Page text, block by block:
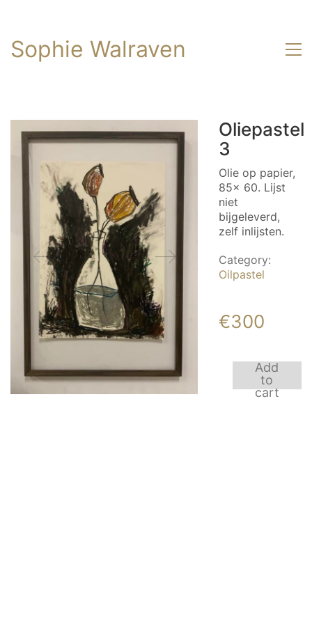
Sophie Walraven
Oliepastel
3
Olie op papier,
85x 60. Lijst
niet
bijgeleverd,
zelf inlijsten.
Category:
Oilpastel
€300
Oliepastel
quantity
Add
to
cart